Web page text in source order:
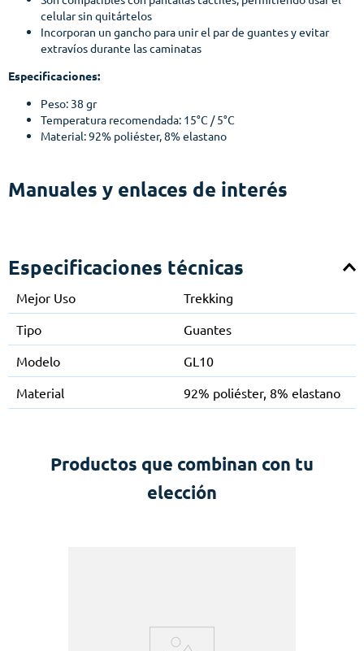
celular sin quitártelos
Incorporan un gancho para unir el par de guantes y evitar
extravíos durante las caminatas
Especificaciones:
Peso: 38 gr
Temperatura recomendada: 15°C / 5°C
Material:92% poliéster, 8% elastano
Manuales y enlaces de interés
Especificaciones técnicas
Mejor Uso
Trekking
Tipo
Guantes
Modelo
GL10
Material
92% poliéster, 8% elastano
Productos que combinan con tu
elección